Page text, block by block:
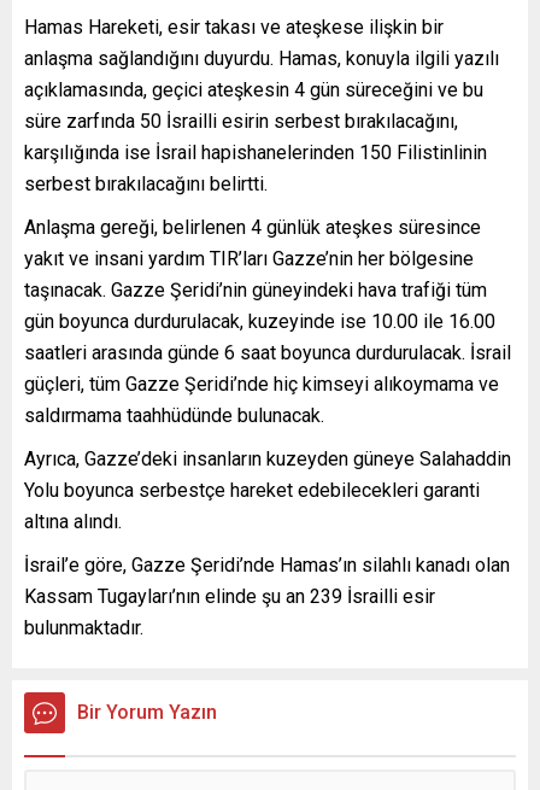
Hamas Hareketi, esir takası ve ateşkese ilişkin bir
anlaşma sağlandığını duyurdu. Hamas, konuyla ilgili yazılı
açıklamasında, geçici ateşkesin 4 gün süreceğini ve bu
süre zarfında 50 İsrailli esirin serbest bırakılacağını,
karşılığında ise İsrail hapishanelerinden 150 Filistinlinin
serbest bırakılacağını belirtti.
Anlaşma gereği, belirlenen 4 günlük ateşkes süresince
yakıt ve insani yardım TIR’ları Gazze’nin her bölgesine
taşınacak. Gazze Şeridi’nin güneyindeki hava trafiği tüm
gün boyunca durdurulacak, kuzeyinde ise 10.00 ile 16.00
saatleri arasında günde 6 saat boyunca durdurulacak. İsrail
güçleri, tüm Gazze Şeridi’nde hiç kimseyi alıkoymama ve
saldırmama taahhüdünde bulunacak.
Ayrıca, Gazze’deki insanların kuzeyden güneye Salahaddin
Yolu boyunca serbestçe hareket edebilecekleri garanti
altına alındı.
İsrail’e göre, Gazze Şeridi’nde Hamas’ın silahlı kanadı olan
Kassam Tugayları’nın elinde şu an 239 İsrailli esir
bulunmaktadır.
Bir Yorum Yazın